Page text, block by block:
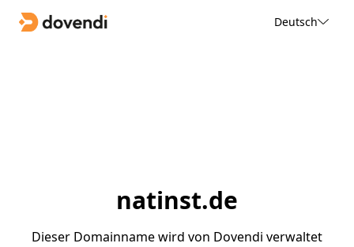
Deutsch
natinst.de
Dieser Domainname wird von Dovendi verwaltet